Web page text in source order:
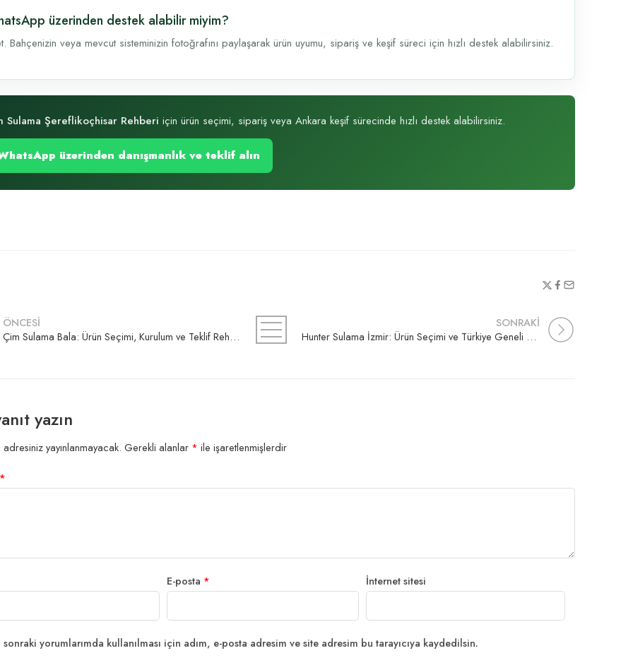
üzerinden destek alabilir miyim?
Bahçenizin veya mevcut sisteminizin fotoğrafını paylaşarak ürün uyumu, sipariş ve keşif süreci için hızlı destek alabilirsiniz.
Sulama Şereflikoçhisar Rehberi için ürün seçimi, sipariş veya Ankara keşif sürecinde hızlı destek alabilirsiniz.
üzerinden danışmanlık ve teklif alın
ÖNCESİ
Çim Sulama Bala: Ürün Seçimi, Kurulum ve Teklif Rehberi
SONRAKİ
Hunter Sulama İzmir: Ürün Seçimi ve Türkiye Geneli Satış
yazın
yayınlanmayacak. Gerekli alanlar * ile işaretlenmişlerdir
*
E-posta * İnternet sitesi
sonraki yorumlarımda kullanılması için adım, e-posta adresim ve site adresim bu tarayıcıya kaydedilsin.